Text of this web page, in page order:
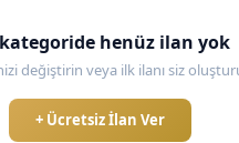
henüz ilan yok
değiştirin veya ilk ilanı siz
+ Ücretsiz İlan Ver